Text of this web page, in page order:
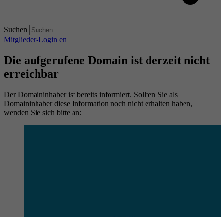
Suchen
Mitglieder-Login en
Die aufgerufene Domain ist derzeit nicht
erreichbar
Der Domaininhaber ist bereits informiert. Sollten Sie als
Domaininhaber diese Information noch nicht erhalten haben,
wenden Sie sich bitte an: